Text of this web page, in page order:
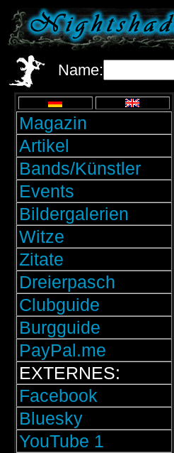
Name:
Magazin
Artikel
Bands/Künstler
Events
Bildergalerien
Witze
Zitate
Dreierpasch
Clubguide
Burgguide
PayPal.me
EXTERNES:
Facebook
Bluesky
YouTube 1